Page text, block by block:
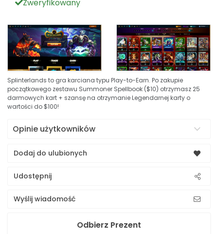
Zweryfikowany
Splinterlands to gra karciana typu Play-to-Earn. Po zakupie
początkowego zestawu Summoner Spellbook ($10) otrzymasz 25
darmowych kart + szansę na otrzymanie Legendarnej karty o
wartości do $100!
Opinie użytkowników
Dodaj do ulubionych
Udostępnij
Wyślij wiadomość
Odbierz Prezent